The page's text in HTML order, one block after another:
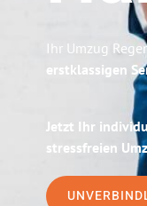
Ihr Umzug
erstklassigen
Jetzt Ihr
stressfreien